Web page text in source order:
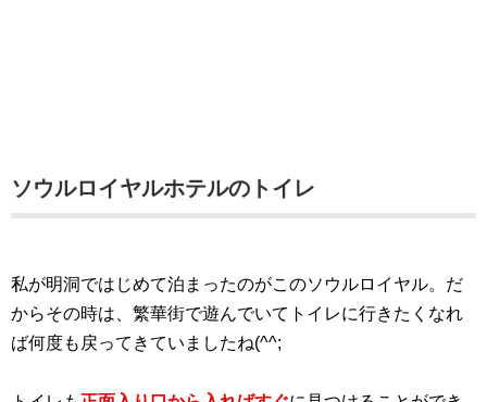
ソウルロイヤルホテルのトイレ
私が明洞ではじめて泊まったのがこのソウルロイヤル。だ
からその時は、繁華街で遊んでいてトイレに行きたくなれ
ば何度も戻ってきていましたね(^^;